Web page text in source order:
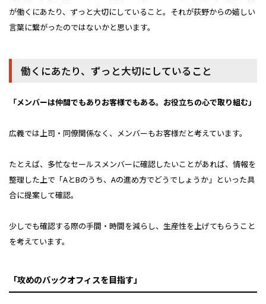
が働くにあたり、ずっと大切にしていること。それが荻野からの嬉しい
言葉に繋がったのではないかと思います。
働くにあたり、ずっと大切にしていること
「メンバーは仲間でもありお客様でもある。お役立ちの心で取り組む」
広義では上司・同僚関係なく、メンバーもお客様だと考えています。
たとえば、多忙なセールスメンバーに確認したいことがあれば、情報を
整理した上で「AとBのうち、Aの進め方でどうでしょうか」といった具
合に提案して確認。
少しでも確認する際の手間・時間を減らし、生産性を上げてもらうこと
を考えています。
「攻めのバックオフィスを目指す」